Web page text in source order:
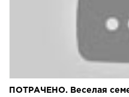
ПОТРАЧЕНО. Веселая